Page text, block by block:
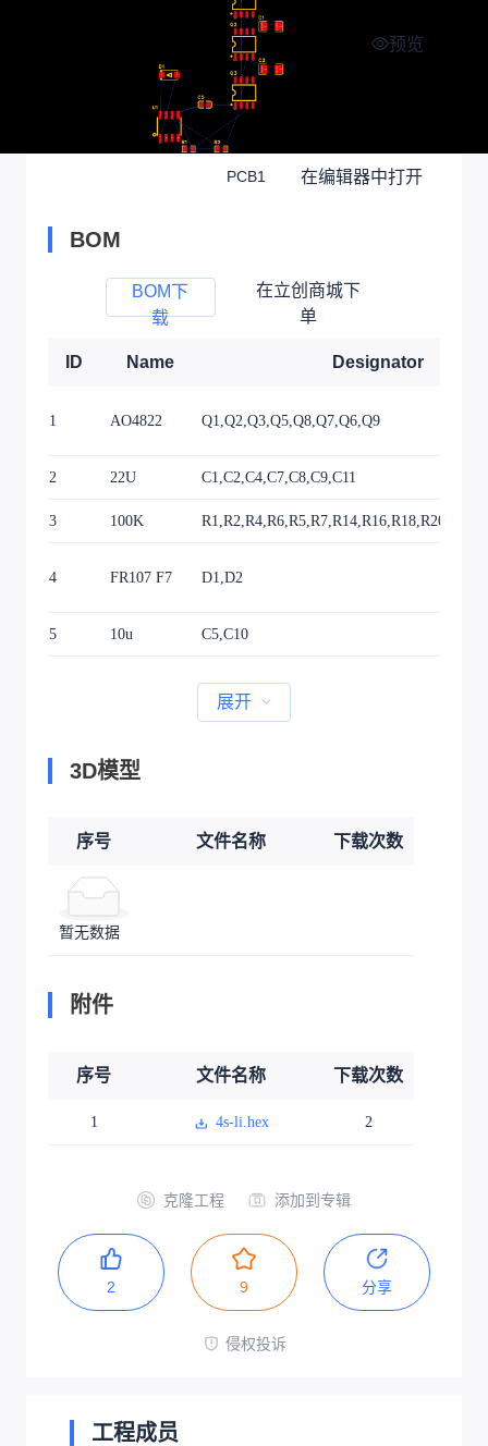
预览
PCB1 在编辑器中打开
BOM
BOM下
载
在立创商城下
单
ID Name Designator
1 AO4822 Q1,Q2,Q3,Q5,Q8,Q7,Q6,Q9
2 22U C1,C2,C4,C7,C8,C9,C11
3 100K
4 FR107 F7 D1,D2
5 10u C5,C10
展开
3D模型
序号 文件名称 下载次数
暂无数据
附件
序号 文件名称 下载次数
1 4s-li.hex 2
克隆工程 添加到专辑
2 9 分享
侵权投诉
工程成员